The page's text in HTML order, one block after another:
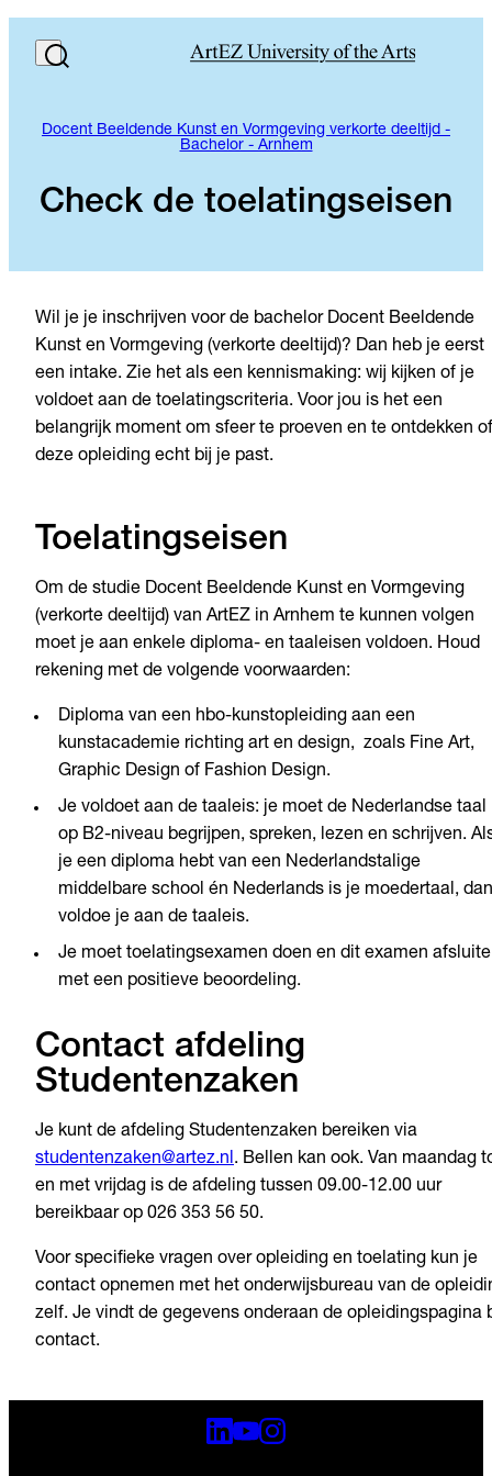
Docent Beeldende Kunst en Vormgeving verkorte deeltijd -
Bachelor - Arnhem
Check de toelatingseisen
Wil je je inschrijven voor de bachelor Docent Beeldende
Kunst en Vormgeving (verkorte deeltijd)? Dan heb je eerst
een intake. Zie het als een kennismaking: wij kijken of je
voldoet aan de toelatingscriteria. Voor jou is het een
belangrijk moment om sfeer te proeven en te ontdekken of
deze opleiding echt bij je past.
Toelatingseisen
Om de studie Docent Beeldende Kunst en Vormgeving
(verkorte deeltijd) van ArtEZ in Arnhem te kunnen volgen
moet je aan enkele diploma- en taaleisen voldoen. Houd
rekening met de volgende voorwaarden:
Diploma van een hbo-kunstopleiding aan een
kunstacademie richting art en design, zoals Fine Art,
Graphic Design of Fashion Design.
Je voldoet aan de taaleis: je moet de Nederlandse taal
op B2-niveau begrijpen, spreken, lezen en schrijven.
je een diploma hebt van een Nederlandstalige
middelbare school én Nederlands is je moedertaal, dan
voldoe je aan de taaleis.
Je moet toelatingsexamen doen en dit examen
met een positieve beoordeling.
Contact afdeling
Studentenzaken
Je kunt de afdeling Studentenzaken bereiken via
studentenzaken@artez.nl. Bellen kan ook. Van maandag
en met vrijdag is de afdeling tussen 09.00-12.00 uur
bereikbaar op 026 353 56 50.
Voor specifieke vragen over opleiding en toelating kun je
contact opnemen met het onderwijsbureau van de
zelf. Je vindt de gegevens onderaan de opleidingspagina
contact.